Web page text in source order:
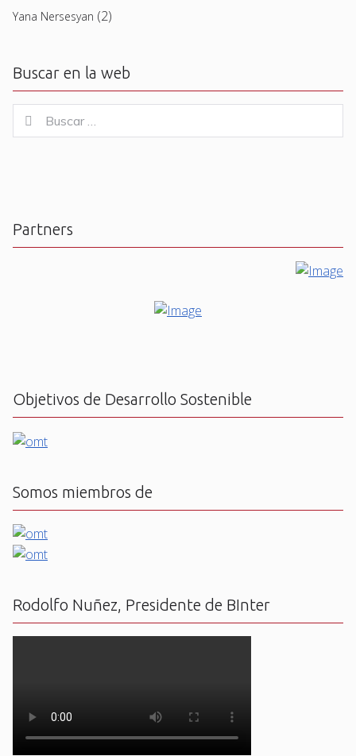
Yana Nersesyan (2)
Buscar en la web
for:
Buscar
Partners
Objetivos de Desarrollo Sostenible
Somos miembros de
Rodolfo Nuñez, Presidente de BInter